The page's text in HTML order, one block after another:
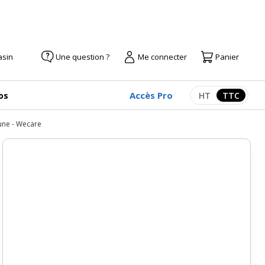
Une question ? Me connecter Panier
Accès Pro Afficher les
HT TTC
- Wecare